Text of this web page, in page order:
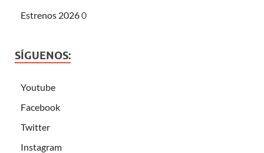
Estrenos 20260
SÍGUENOS:
Youtube
Facebook
Twitter
Instagram